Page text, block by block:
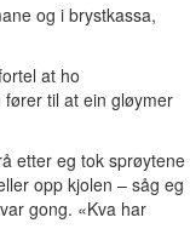
og i brystkassa,
at ho
til at ein gløymer
etter eg tok sprøytene
opp kjolen – såg eg
gong. «Kva har